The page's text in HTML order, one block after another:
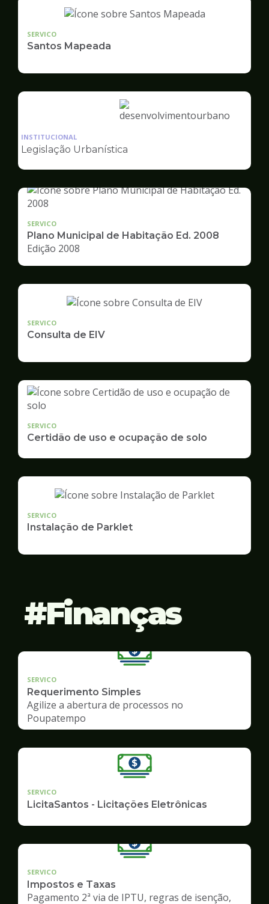
SERVICO
Santos Mapeada
Ilustração
Desenvolvimento
Urbano
INSTITUCIONAL
Legislação Urbanística
SERVICO
Plano Municipal de Habitação Ed. 2008
Edição 2008
SERVICO
Consulta de EIV
SERVICO
Certidão de uso e ocupação de solo
SERVICO
Instalação de Parklet
Finanças
SERVICO
Requerimento Simples
Agilize a abertura de processos no
Poupatempo
SERVICO
LicitaSantos - Licitações Eletrônicas
SERVICO
Impostos e Taxas
Pagamento 2ª via de IPTU, regras de isenção,